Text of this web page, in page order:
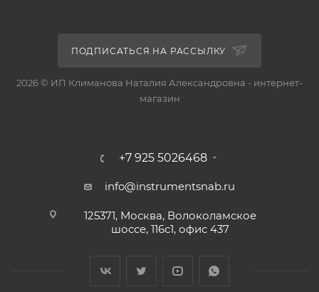
ПОДПИСАТЬСЯ НА РАССЫЛКУ
2026 © ИП Климанова Наталия Александровна - интернет-
магазин
+7 925 5026468
info@instrumentsnab.ru
125371, Москва, Волоколамское
шоссе, 116с1, офис 437